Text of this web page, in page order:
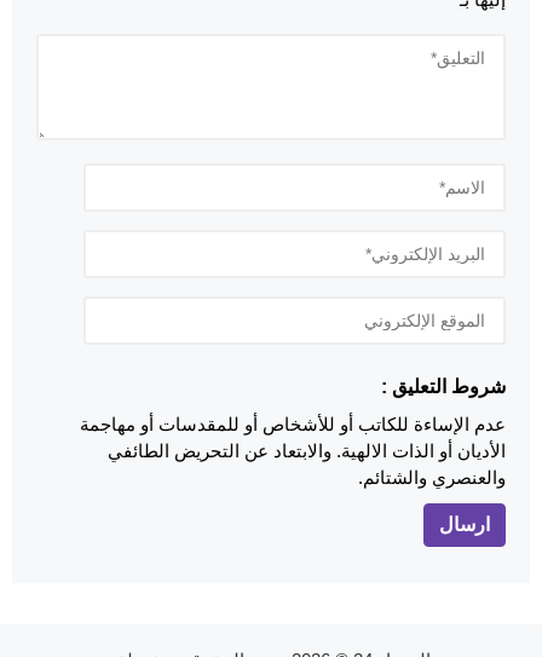
شروط التعليق :
عدم الإساءة للكاتب أو للأشخاص أو للمقدسات أو مهاجمة
الأديان أو الذات الالهية. والابتعاد عن التحريض الطائفي
والعنصري والشتائم.